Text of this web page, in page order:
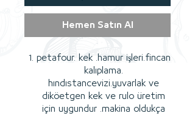
Hemen Satın Al
petafour. kek .hamur işleri.fincan
kalıplama.
hındıstancevizi.yuvarlak ve
diköetgen kek ve rulo üretim
için uygundur .makina oldukça